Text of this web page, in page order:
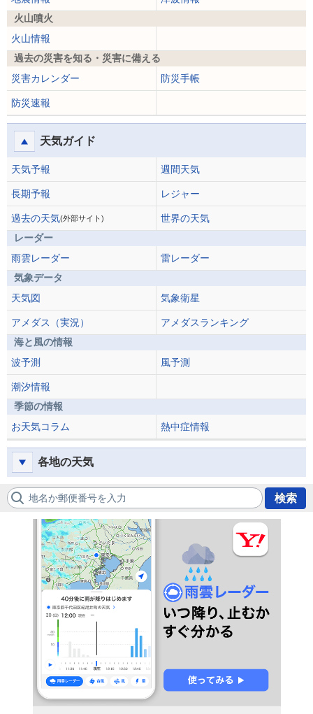
火山噴火
火山情報
過去の災害を知る・災害に備える
災害カレンダー
防災手帳
防災速報
天気ガイド
天気予報 週間天気
長期予報 レジャー
過去の天気(外部サイト)
世界の天気
レーダー
雨雲レーダー
雷レーダー
気象データ
天気図
気象衛星
アメダス（実況）
アメダスランキング
海と風の情報
波予測
風予測
潮汐情報
季節の情報
お天気コラム
熱中症情報
各地の天気
地名か郵便番号を入力 検索